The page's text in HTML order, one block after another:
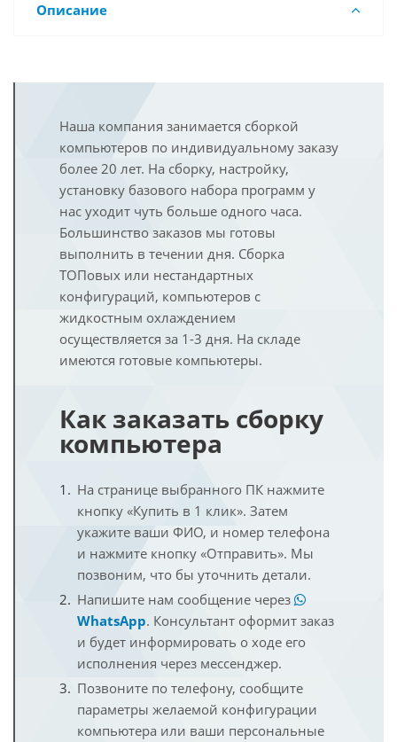
Описание
Наша компания занимается сборкой
компьютеров по индивидуальному заказу
более 20 лет. На сборку, настройку,
установку базового набора программ у
нас уходит чуть больше одного часа.
Большинство заказов мы готовы
выполнить в течении дня. Сборка
ТОПовых или нестандартных
конфигураций, компьютеров с
жидкостным охлаждением
осуществляется за 1-3 дня. На складе
имеются готовые компьютеры.
Как заказать сборку
компьютера
На странице выбранного ПК нажмите
кнопку «Купить в 1 клик». Затем
укажите ваши ФИО, и номер телефона
и нажмите кнопку «Отправить». Мы
позвоним, что бы уточнить детали.
Напишите нам сообщение через
WhatsApp. Консультант оформит заказ
и будет информировать о ходе его
исполнения через мессенджер.
Позвоните по телефону, сообщите
параметры желаемой конфигурации
компьютера или ваши персональные